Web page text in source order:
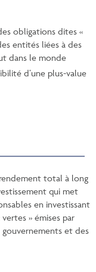
obligations dites «
entités liées à des
dans le monde
d’une plus-value
total à long
qui met
en investissant
» émises par
et des